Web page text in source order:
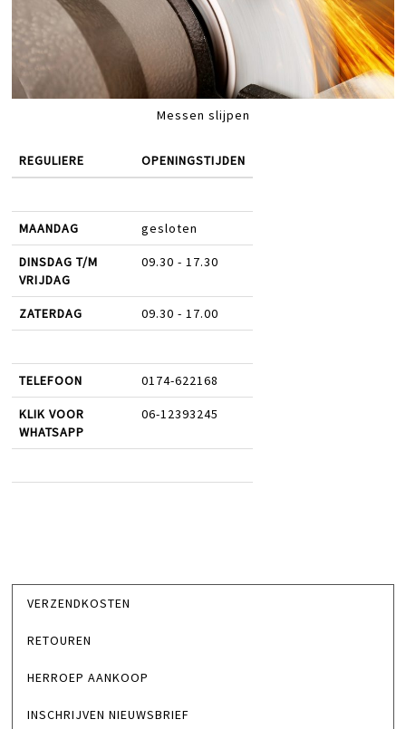
Messen slijpen
REGULIERE OPENINGSTIJDEN
MAANDAG gesloten
DINSDAG T/M
VRIJDAG
09.30 - 17.30
ZATERDAG 09.30 - 17.00
TELEFOON 0174-622168
KLIK VOOR
WHATSAPP
06-12393245
VERZENDKOSTEN
RETOUREN
HERROEP AANKOOP
INSCHRIJVEN NIEUWSBRIEF